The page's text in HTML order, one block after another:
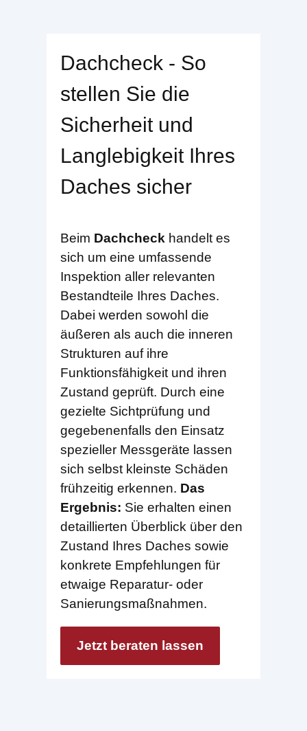
Dachcheck - So
stellen Sie die
Sicherheit und
Langlebigkeit Ihres
Daches sicher
Beim Dachcheck handelt es
sich um eine umfassende
Inspektion aller relevanten
Bestandteile Ihres Daches.
Dabei werden sowohl die
äußeren als auch die inneren
Strukturen auf ihre
Funktionsfähigkeit und ihren
Zustand geprüft. Durch eine
gezielte Sichtprüfung und
gegebenenfalls den Einsatz
spezieller Messgeräte lassen
sich selbst kleinste Schäden
frühzeitig erkennen. Das
Ergebnis: Sie erhalten einen
detaillierten Überblick über den
Zustand Ihres Daches sowie
konkrete Empfehlungen für
etwaige Reparatur- oder
Sanierungsmaßnahmen.
Jetzt beraten lassen